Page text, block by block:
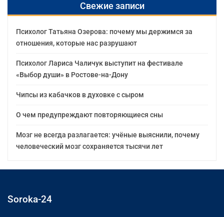
Свежие записи
Психолог Татьяна Озерова: почему мы держимся за
отношения, которые нас разрушают
Психолог Лариса Чаличук выступит на фестивале
«Выбор души» в Ростове-на-Дону
Чипсы из кабачков в духовке с сыром
О чем предупреждают повторяющиеся сны
Мозг не всегда разлагается: учёные выяснили, почему
человеческий мозг сохраняется тысячи лет
Soroka-24